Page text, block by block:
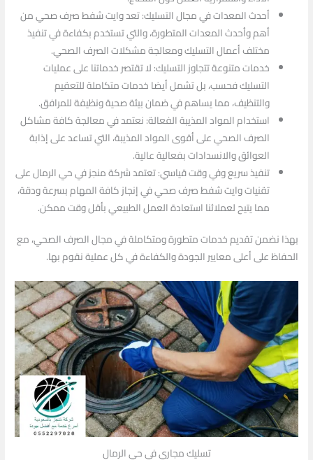
أحدث المعدات في مجال التسليك: تعد وايت شفط صرف صحي من
أهم وأحدث المعدات المتطورة، والتي تستخدم بكفاءة في تنفيذ
مختلف أعمال التسليك ومعالجة مشكلات الصرف الصحي.
خدمات متنوعة تتجاوز التسليك: لا تقتصر خدماتنا على عمليات
التسليك فحسب، بل تشمل أيضا خدمات متكاملة للتعقيم
والتنظيف، مما يساهم في ضمان بيئة صحية ونظيفة للمرافق.
استخدام المواد المذيبة الفعالة: نعتمد في معالجة كافة مشاكل
الصرف الصحي على أقوى المواد المذيبة، التي تساعد على إذابة
العوائق والانسدادات بفعالية عالية.
تنفيذ سريع وفي وقت قياسي: تعتمد شركة منجز في حي الرمال على
تقنيات وايت شفط صرف صحي في إنجاز كافة المهام بسرعة ودقة،
مما يتيح لعملائنا استعادة العمل الطبيعي بأقل وقت ممكن.
بهذا نضمن تقديم خدمات متطورة ومتكاملة في مجال الصرف الصحي، مع
الحفاظ على أعلى معايير الجودة والكفاءة في كل عملية نقوم بها.
تسليك مجاري في حي الرمال